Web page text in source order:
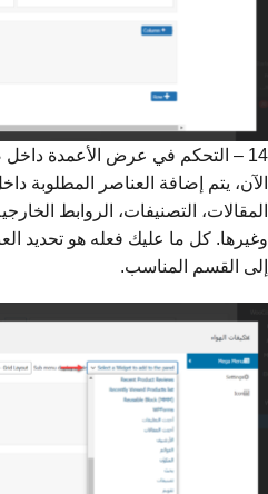
14 – التحكم في عرض الأعمدة داخل صفوف القائمة
الآن، يتم إضافة العناصر المطلوبة
المقالات، التصنيفات، الروابط
وغيرها. كل ما عليك فعله هو تحديد
إلى القسم المناسب.